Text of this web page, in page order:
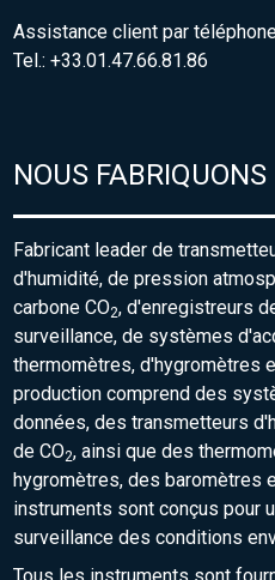
Assistance client par
Tel.: +33.01.47.66.81.86
NOUS FABRIQUONS
Fabricant leader de
d'humidité, de pression
carbone CO2, d'enregistreurs
surveillance, de systèmes
thermomètres, d'hygromètres
production comprend des
données, des transmetteurs
de CO2, ainsi que des
hygromètres, des baromètres
instruments sont conçus pour
surveillance des conditions
Tous les instruments sont